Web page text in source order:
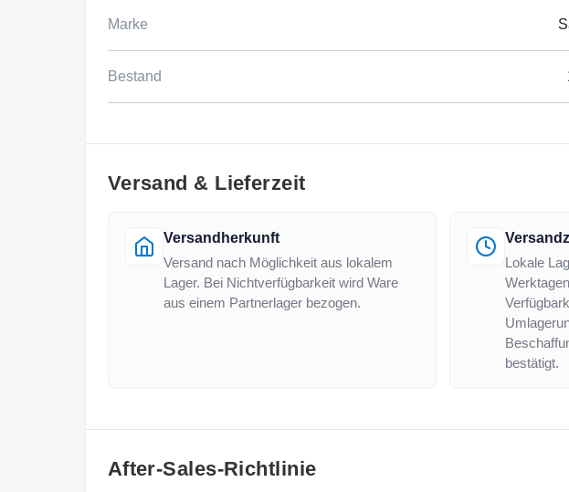
Marke
Bestand
Versand & Lieferzeit
Versandherkunft
Versand nach Möglichkeit aus lokalem
Lager. Bei Nichtverfügbarkeit wird Ware
aus einem Partnerlager bezogen.
Lokale
bestätigt.
After-Sales-Richtlinie